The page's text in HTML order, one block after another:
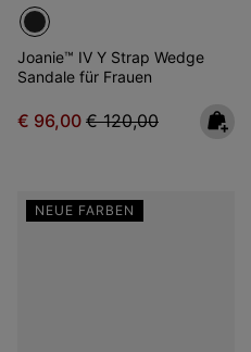
Joanie™ IV Y Strap Wedge
Sandale für Frauen
Sale price:
€ 96,00 Regular price:
€ 120,00
NEUE FARBEN